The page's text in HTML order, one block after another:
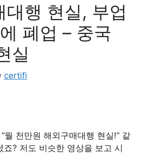
대행 현실, 부업
폐업 – 중국
실
certifi
월 천만원 해외구매대행 현실!” 같
죠? 저도 비슷한 영상을 보고 시